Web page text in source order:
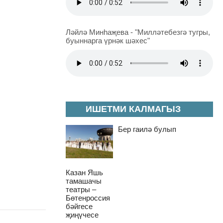
ИШЕТМИ КАЛМАГЫЗ
Бер гаилә булып
Казан Яшь
тамашачы
театры –
Бөтенроссия
бәйгесе
җиңүчесе
Ләйлә Минһаҗева - "Милләтебезгә тугры,
буыннарга үрнәк шәхес"